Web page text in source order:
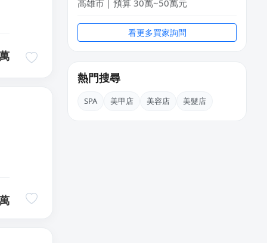
KXki
台北市｜預算 10萬元以下
吳
台南市｜預算 10萬~30萬元
看更多買家詢問
熱門搜尋
SPA 美甲店 美容店 美髮店